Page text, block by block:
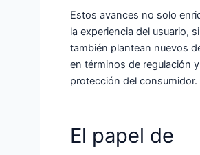
Estos avances no solo
la experiencia del usuario,
también plantean nuevos
en términos de regulación y
protección del consumidor.
El papel de